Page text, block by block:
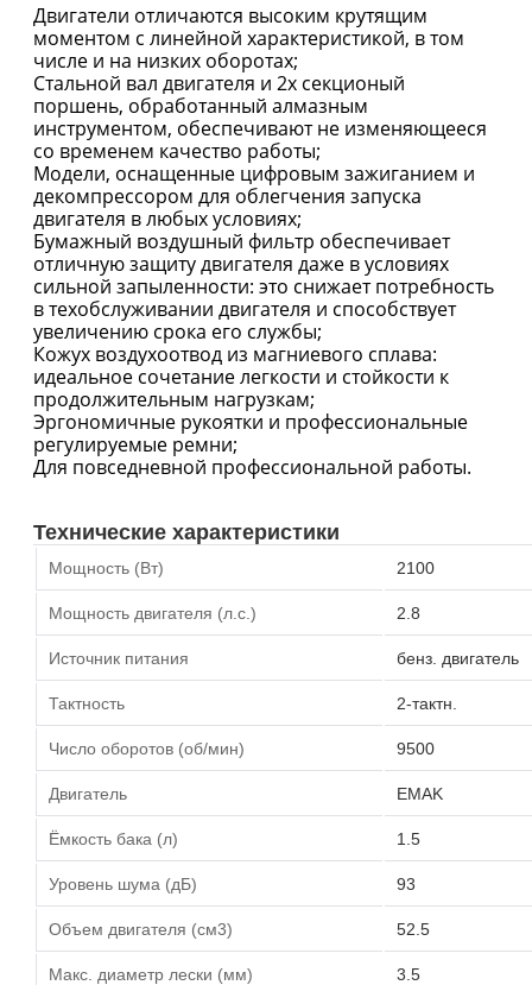
Двигатели отличаются высоким крутящим
моментом с линейной характеристикой, в том
числе и на низких оборотах;
Стальной вал двигателя и 2х секционый
поршень, обработанный алмазным
инструментом, обеспечивают не изменяющееся
со временем качество работы;
Модели, оснащенные цифровым зажиганием и
декомпрессором для облегчения запуска
двигателя в любых условиях;
Бумажный воздушный фильтр обеспечивает
отличную защиту двигателя даже в условиях
сильной запыленности: это снижает потребность
в техобслуживании двигателя и способствует
увеличению срока его службы;
Кожух воздухоотвод из магниевого сплава:
идеальное сочетание легкости и стойкости к
продолжительным нагрузкам;
Эргономичные рукоятки и профессиональные
регулируемые ремни;
Для повседневной профессиональной работы.
Технические характеристики
Мощность (Вт) 2100
Мощность двигателя (л.с.) 2.8
Источник питания бенз. двигатель
Тактность 2-тактн.
Число оборотов (об/мин) 9500
Двигатель EMAK
Ёмкость бака (л) 1.5
Уровень шума (дБ) 93
Объем двигателя (см3) 52.5
Макс. диаметр лески (мм) 3.5